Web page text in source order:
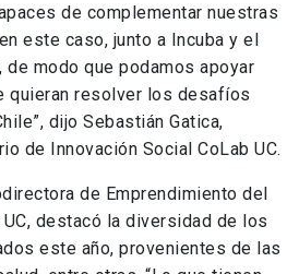
de complementar nuestras
este caso, junto a Incuba y el
de modo que podamos apoyar
quieran resolver los desafíos
dijo Sebastián Gatica,
de Innovación Social CoLab UC.
de Emprendimiento del
destacó la diversidad de los
este año, provenientes de las